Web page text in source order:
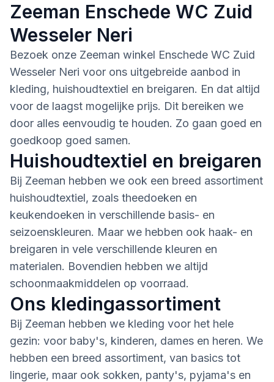
Zeeman Enschede WC Zuid
Wesseler Neri
Bezoek onze Zeeman winkel Enschede WC Zuid
Wesseler Neri voor ons uitgebreide aanbod in
kleding, huishoudtextiel en breigaren. En dat altijd
voor de laagst mogelijke prijs. Dit bereiken we
door alles eenvoudig te houden. Zo gaan goed en
goedkoop goed samen.
Huishoudtextiel en breigaren
Bij Zeeman hebben we ook een breed assortiment
huishoudtextiel, zoals theedoeken en
keukendoeken in verschillende basis- en
seizoenskleuren. Maar we hebben ook haak- en
breigaren in vele verschillende kleuren en
materialen. Bovendien hebben we altijd
schoonmaakmiddelen op voorraad.
Ons kledingassortiment
Bij Zeeman hebben we kleding voor het hele
gezin: voor baby's, kinderen, dames en heren. We
hebben een breed assortiment, van basics tot
lingerie, maar ook sokken, panty's, pyjama's en